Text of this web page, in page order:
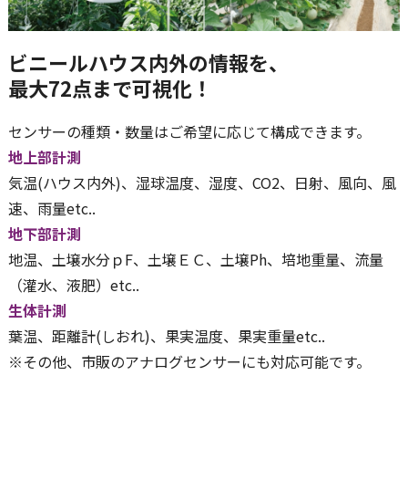
ビニールハウス内外の情報を、
最大72点まで可視化！
センサーの種類・数量はご希望に応じて構成できます。
地上部計測
気温(ハウス内外)、湿球温度、湿度、CO2、日射、風向、風
速、雨量etc..
地下部計測
地温、土壌水分ｐF、土壌ＥＣ、土壌Ph、培地重量、流量
（灌水、液肥）etc..
生体計測
葉温、距離計(しおれ)、果実温度、果実重量etc..
※その他、市販のアナログセンサーにも対応可能です。